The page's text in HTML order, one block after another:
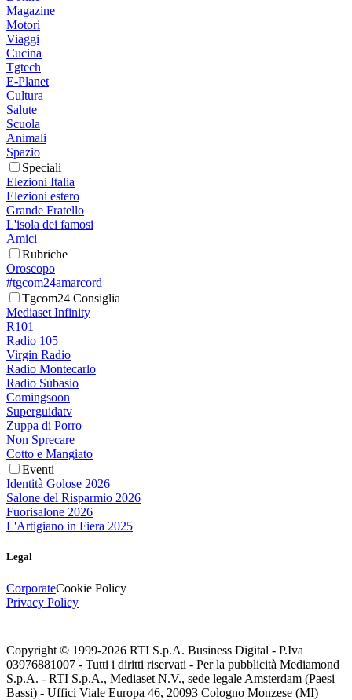
Magazine
Motori
Viaggi
Cucina
Tgtech
E-Planet
Cultura
Salute
Scuola
Animali
Spazio
Speciali
Elezioni Italia
Elezioni estero
Grande Fratello
L'isola dei famosi
Amici
Rubriche
Oroscopo
#tgcom24amarcord
Tgcom24 Consiglia
Mediaset Infinity
R101
Radio 105
Virgin Radio
Radio Montecarlo
Radio Subasio
Comingsoon
Superguidatv
Zuppa di Porro
Non Sprecare
Cotto e Mangiato
Eventi
Identità Golose 2026
Salone del Risparmio 2026
Fuorisalone 2026
L'Artigiano in Fiera 2025
Legal
CorporateCookie Policy
Privacy Policy
Copyright © 1999-2026 RTI S.p.A. Business Digital - P.Iva
03976881007 - Tutti i diritti riservati - Per la pubblicità Mediamond
S.p.A. - RTI S.p.A., Mediaset N.V., sede legale Amsterdam (Paesi
Bassi) - Uffici Viale Europa 46, 20093 Cologno Monzese (MI)